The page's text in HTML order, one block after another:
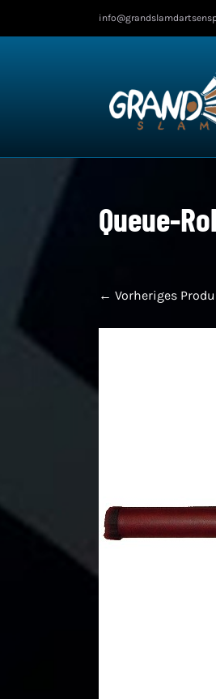
Queue-
← Vorheriges